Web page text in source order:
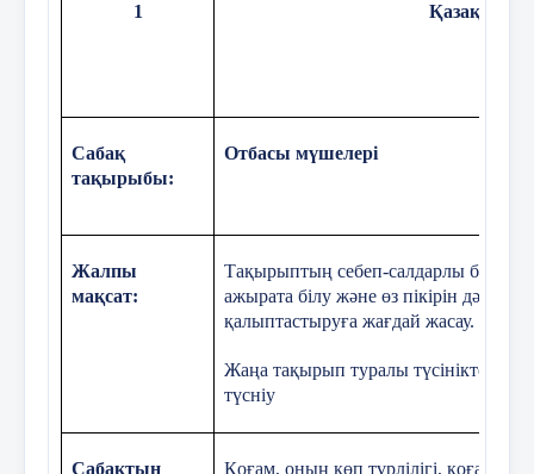
жоспарланған
кезеңдері
Сабақтың
басы
Жаңа топ құру
Психологиялық ахуал қалыптастыру:
«Гүлмен тілек»
Оқушыны бір-біріне тілек айту
1 Қазақ тілі
Сабақ
тақырыбы:
Отбасы мүшелері
Жалпы
мақсат:
Тақырыптың себеп-салдарлы
ажырата білу және өз пікірін
қалыптастыруға жағдай жасау.
Жаңа тақырып туралы түсініктер
түсніу
Сабақтың
Қоғам, оның көп түрлілігі, қоғам